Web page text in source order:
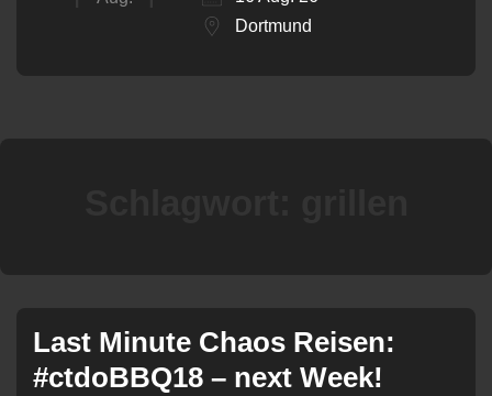
Last Minute Chaos Reisen:
#ctdoBBQ18 – next Week!
Dortmund